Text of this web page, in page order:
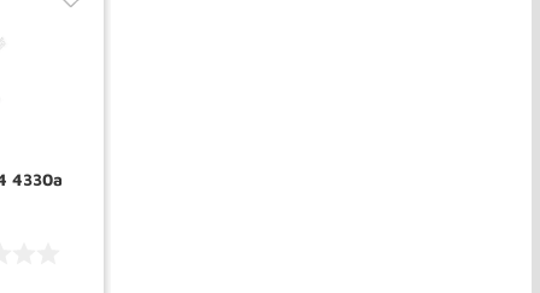
4330a